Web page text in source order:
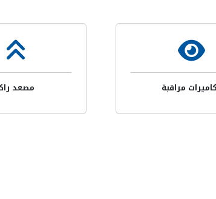
كاميرات مراقبة مصعد